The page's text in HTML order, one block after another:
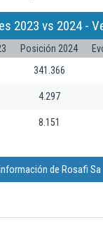
2023 vs 2024 -
Posición 2024
341.366
4.297
8.151
de Rosafi Sa